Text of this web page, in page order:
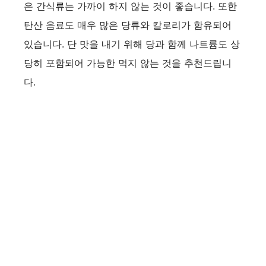
은 간식류는 가까이 하지 않는 것이 좋습니다. 또한
탄산 음료도 매우 많은 당류와 칼로리가 함유되어
있습니다. 단 맛을 내기 위해 당과 함께 나트륨도 상
당히 포함되어 가능한 먹지 않는 것을 추천드립니
다.